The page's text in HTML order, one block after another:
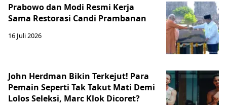
Prabowo dan Modi Resmi Kerja
Sama Restorasi Candi Prambanan
16 Juli 2026
John Herdman Bikin Terkejut! Para
Pemain Seperti Tak Takut Mati Demi
Lolos Seleksi, Marc Klok Dicoret?